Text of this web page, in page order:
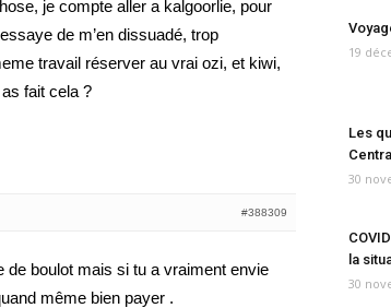
je compte aller a kalgoorlie, pour
de m’en dissuadé, trop
travail réserver au vrai ozi, et kiwi,
fait cela ?
#388309
de boulot mais si tu a vraiment envie
même bien payer .
19
Les
30
la
30